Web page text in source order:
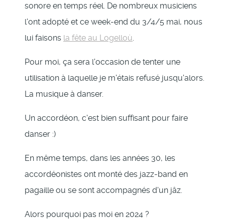
sonore en temps réel. De nombreux musiciens
l'ont adopté et ce week-end du 3/4/5 mai, nous
lui faisons la fête au Logelloù
Pour moi, ça sera l'occasion de tenter une
utilisation à laquelle je m'étais refusé jusqu'alors.
La musique à danser.
Un accordéon, c'est bien suffisant pour faire
danser :)
En même temps, dans les années 30, les
accordéonistes ont monté des jazz-band en
pagaille ou se sont accompagnés d'un jâz.
Alors pourquoi pas moi en 2024 ?